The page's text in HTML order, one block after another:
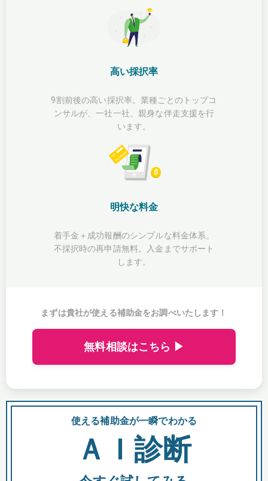
高い採択率
9割前後の高い採択率。業種ごとのトップコ
ンサルが、一社一社、親身な伴走支援を行
います。
明快な料金
着手金＋成功報酬のシンプルな料金体系。
不採択時の再申請無料。入金までサポート
します。
まずは貴社が使える補助金をお調べいたします！
無料相談はこちら ▶
使える補助金が一瞬でわかる
ＡＩ診断